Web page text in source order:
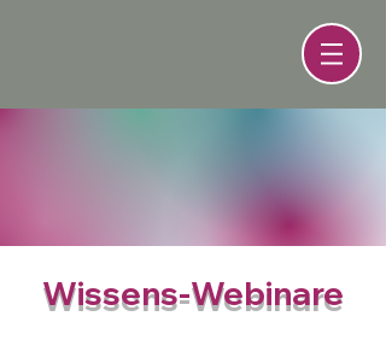
Wissens-Webinare